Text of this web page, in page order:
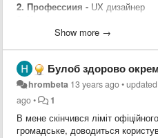
2. Профессиия - UX дизайнер
дизайнера, от создании
время и дни недели -1 час в
----------------------------------------------
Шаблон:
1. Имя или ник -
2. Профессиия -
3. Чем хотите помочь -
Show more →
Булоб здорово окремо
hrombeta 13 years ago•
ago• 1
В мене скінчився ліміт
громадське, доводиться